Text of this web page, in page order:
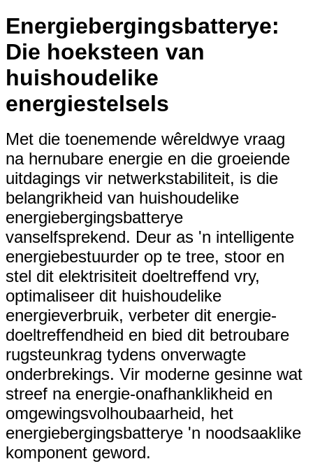
Energiebergingsbatterye:
Die hoeksteen van
huishoudelike
energiestelsels
Met die toenemende wêreldwye vraag
na hernubare energie en die groeiende
uitdagings vir netwerkstabiliteit, is die
belangrikheid van huishoudelike
energiebergingsbatterye
vanselfsprekend. Deur as 'n intelligente
energiebestuurder op te tree, stoor en
stel dit elektrisiteit doeltreffend vry,
optimaliseer dit huishoudelike
energieverbruik, verbeter dit energie-
doeltreffendheid en bied dit betroubare
rugsteunkrag tydens onverwagte
onderbrekings. Vir moderne gesinne wat
streef na energie-onafhanklikheid en
omgewingsvolhoubaarheid, het
energiebergingsbatterye 'n noodsaaklike
komponent geword.